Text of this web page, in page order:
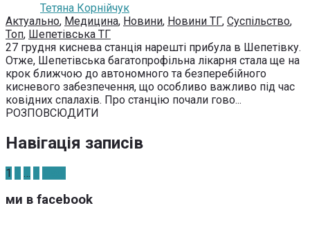
Тетяна Корнійчук
Актуально, Медицина, Новини, Новини ТГ, Суспільство,
Топ, Шепетівська ТГ
27 грудня киснева станція нарешті прибула в Шепетівку.
Отже, Шепетівська багатопрофільна лікарня стала ще на
крок ближчою до автономного та безперебійного
кисневого забезпечення, що особливо важливо під час
ковідних спалахів. Про станцію почали гово...
РОЗПОВСЮДИТИ
Навігація записів
1
ми в facebook